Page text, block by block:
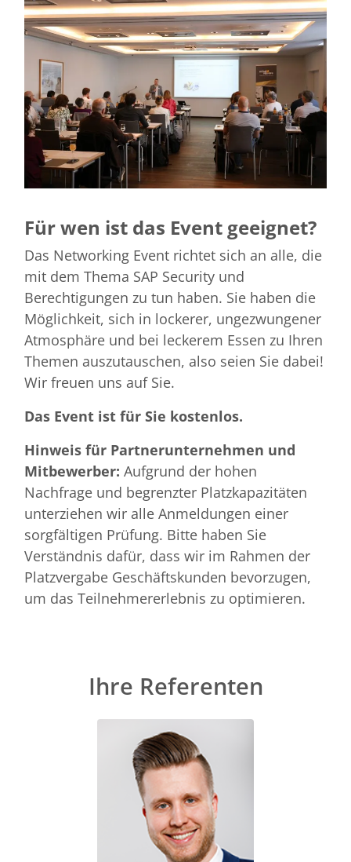
Für wen ist das Event geeignet?
Das Networking Event richtet sich an alle, die
mit dem Thema SAP Security und
Berechtigungen zu tun haben. Sie haben die
Möglichkeit, sich in lockerer, ungezwungener
Atmosphäre und bei leckerem Essen zu Ihren
Themen auszutauschen, also seien Sie dabei!
Wir freuen uns auf Sie.
Das Event ist für Sie kostenlos.
Hinweis für Partnerunternehmen und
Mitbewerber: Aufgrund der hohen
Nachfrage und begrenzter Platzkapazitäten
unterziehen wir alle Anmeldungen einer
sorgfältigen Prüfung. Bitte haben Sie
Verständnis dafür, dass wir im Rahmen der
Platzvergabe Geschäftskunden bevorzugen,
um das Teilnehmererlebnis zu optimieren.
Ihre Referenten